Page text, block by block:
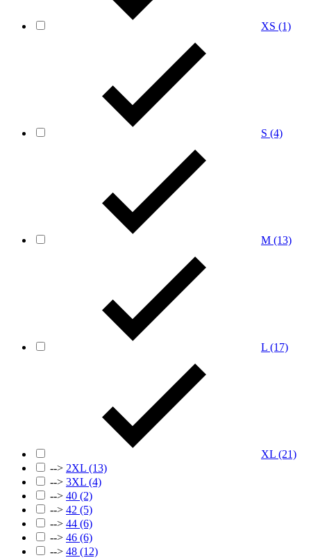
XS (1)
S (4)
M (13)
L (17)
XL (21)
--> 2XL (13)
--> 3XL (4)
--> 40 (2)
--> 42 (5)
--> 44 (6)
--> 46 (6)
--> 48 (12)